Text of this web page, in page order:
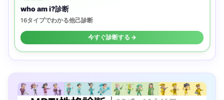
who am i?診断
16タイプでわかる他己診断
今すぐ診断する →